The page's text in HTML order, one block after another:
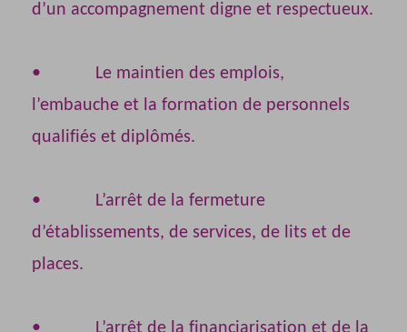
d’un accompagnement digne et respectueux.
• Le maintien des emplois,
l’embauche et la formation de personnels
qualifiés et diplômés.
• L’arrêt de la fermeture
d’établissements, de services, de lits et de
places.